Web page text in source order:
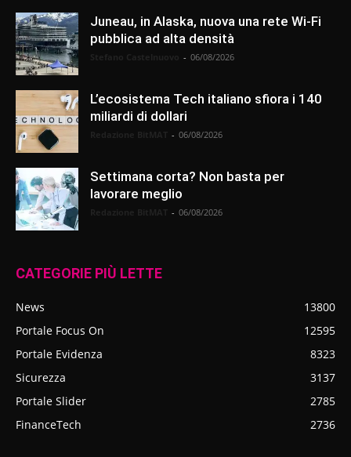
Juneau, in Alaska, nuova una rete Wi-Fi
pubblica ad alta densità
- 06/08/2026
L’ecosistema Tech italiano sfiora i 140
miliardi di dollari
- 06/08/2026
Settimana corta? Non basta per
lavorare meglio
- 06/08/2026
CATEGORIE PIÙ LETTE
News
13800
Portale Focus On
12595
Portale Evidenza
8323
Sicurezza
3137
Portale Slider
2785
FinanceTech
2736